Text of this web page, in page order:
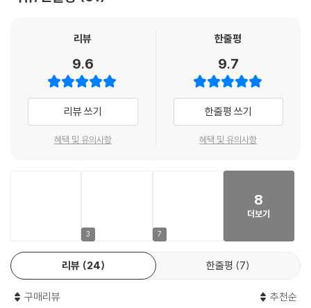
할 정도로 가장 신뢰하는 과학자라 널리 알려져 있다. 그는 에너지, 환경,
사실 기반의 객관적 데이터와 통계를 날카롭게 분석해 현시대에 관한 인식
의 지평을 넓혀왔다.
이러한 전방위 사상가로서의 면모는 크기라는 광범위한 주제를 다룰 때 더
욱 빛을 발한다. 이 책은 최신 과학과 공학, 역사와 예술을 아우르는 압도적
성장과 한계, 변화와 분포를 조명한다. 역자의 말처럼 “수십 년의 연구를
기의 모든 것을 담았다. 크기가 어떻게 기능하고 어떻게 일상을 지배하는
지 조목조목 파헤쳐 크기야말로 만물의 척도이자 세상의 작동원리임을 다
각도로 풀어낸다. 현대 세계는 왜 더욱 큰 것에 집착하는가? 클수록 우월한
가? 무한한 성장은 과연 가능한가? 우리는 어떤 크기를 기준으로 삼고, 어
떤 크기에 감명받는가? 황금비는 아름다움의 절대 기준인가? 생물 다양성
상을 들여다보고 우리 시대의 가장 중요한 질문에 답하는 책이다. 크기를
리뷰
9.6
리뷰 쓰기
혜택 및 유의사항
한줄평
9.7
한줄평 쓰기
혜택 및 유의사항
3 7
8
더보기
리뷰 24 한줄평 7
구매리뷰 추천순